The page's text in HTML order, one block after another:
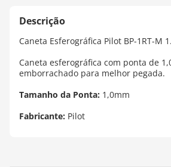
Caneta Esferográfica Pilot BP-1RT-M
Caneta esferográfica com ponta de
emborrachado para melhor pegada.
Tamanho da Ponta: 1,0mm
Fabricante: Pilot